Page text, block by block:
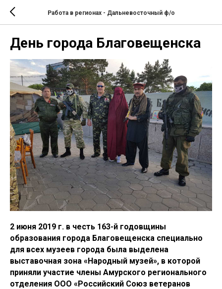
Работа в регионах - Дальневосточный ф/о
День города Благовещенска
2 июня 2019 г. в честь 163-й годовщины
образования города Благовещенска специально
для всех музеев города была выделена
выставочная зона «Народный музей», в которой
приняли участие члены Амурского регионального
отделения ООО «Российский Союз ветеранов